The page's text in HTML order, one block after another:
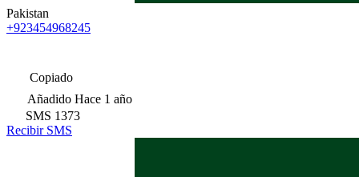
Pakistan
+923454968245
Copiado
Añadido Hace 1 año
SMS 1373
Recibir SMS